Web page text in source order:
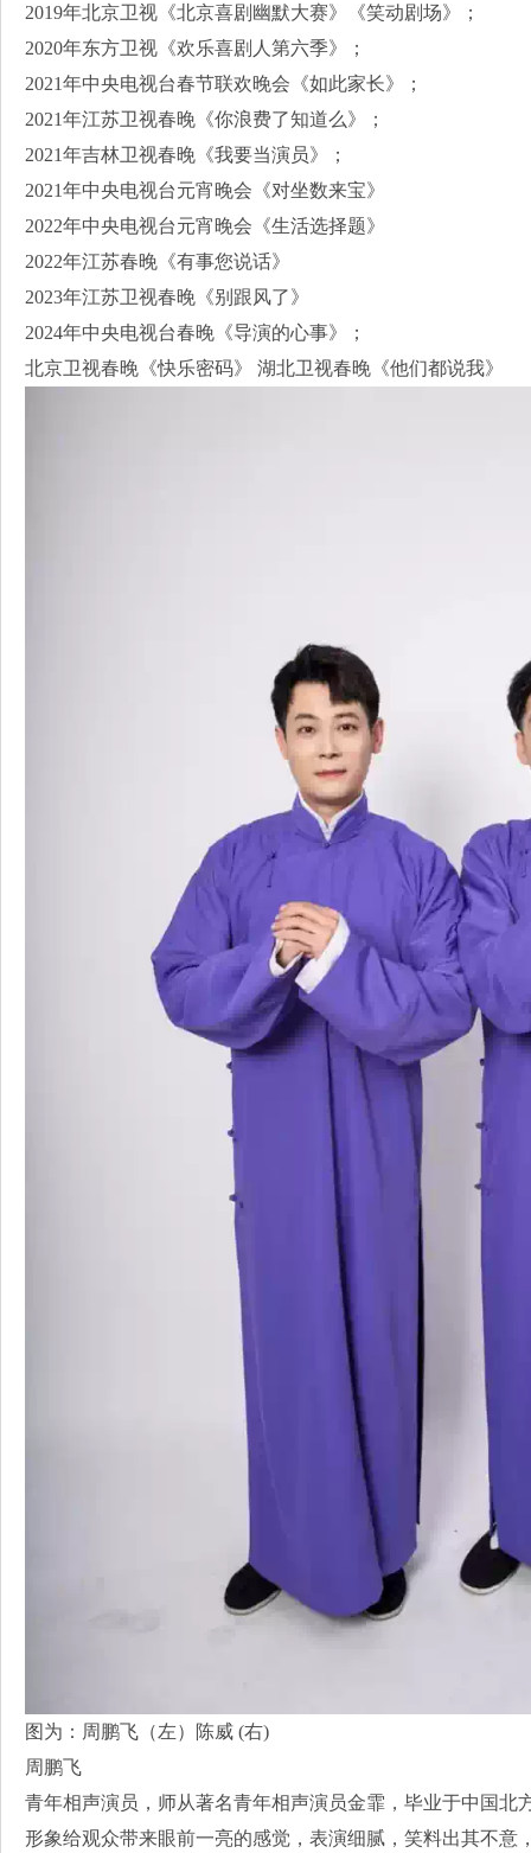
2019年北京卫视《北京喜剧幽默大赛》《笑动剧场》；
2020年东方卫视《欢乐喜剧人第六季》；
2021年中央电视台春节联欢晚会《如此家长》；
2021年江苏卫视春晚《你浪费了知道么》；
2021年吉林卫视春晚《我要当演员》；
2021年中央电视台元宵晚会《对坐数来宝》
2022年中央电视台元宵晚会《生活选择题》
2022年江苏春晚《有事您说话》
2023年江苏卫视春晚《别跟风了》
2024年中央电视台春晚《导演的心事》；
北京卫视春晚《快乐密码》 湖北卫视春晚《他们都说我》
图为：周鹏飞（左）陈威 (右)
周鹏飞
青年相声演员，师从著名青年相声演员金霏，毕业于中国北
形象给观众带来眼前一亮的感觉，表演细腻，笑料出其不意